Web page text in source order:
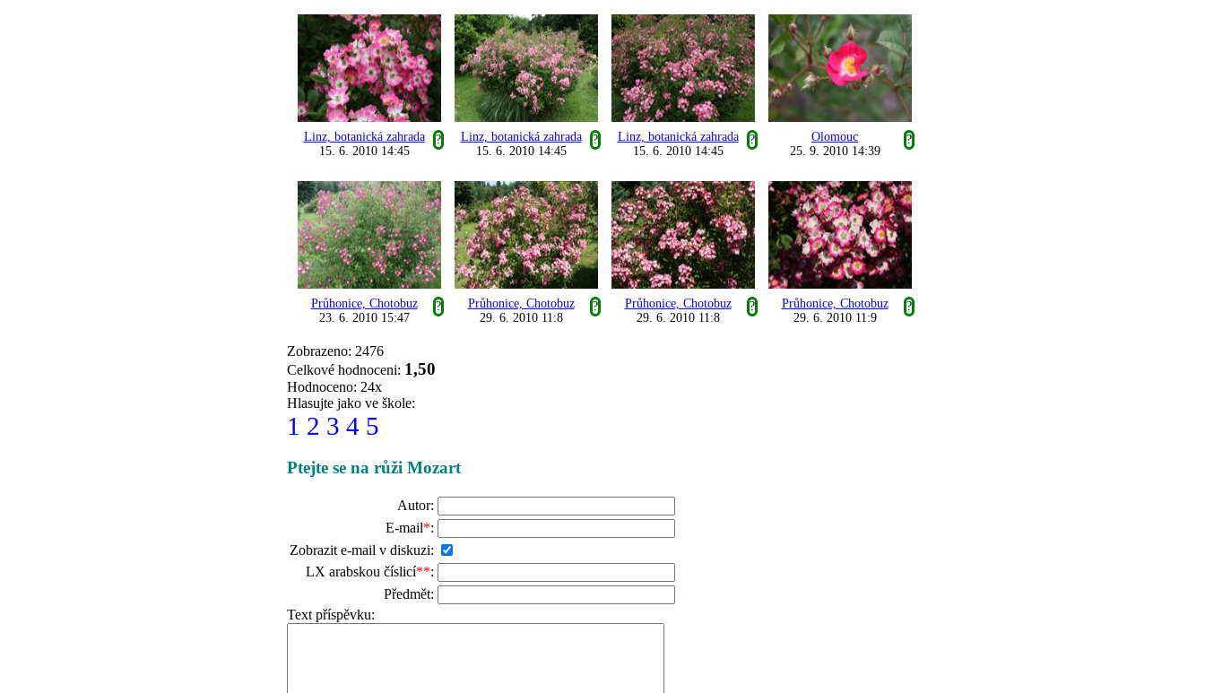
Linz, botanická zahrada
?
15. 6. 2010 14:45
Linz, botanická zahrada
?
15. 6. 2010 14:45
Linz, botanická zahrada
?
15. 6. 2010 14:45
Olomouc
?
25. 9. 2010 14:39
Průhonice, Chotobuz
?
23. 6. 2010 15:47
Průhonice, Chotobuz
?
29. 6. 2010 11:8
Průhonice, Chotobuz
?
29. 6. 2010 11:8
Průhonice, Chotobuz
?
29. 6. 2010 11:9
Zobrazeno: 2476
Celkové hodnoceni: 1,50
Hodnoceno: 24x
Hlasujte jako ve škole:
1 2 3 4 5
Ptejte se na růži Mozart
Autor:
E-mail*:
Zobrazit e-mail v diskuzi:
LX arabskou číslicí**:
Předmět:
Text příspěvku: